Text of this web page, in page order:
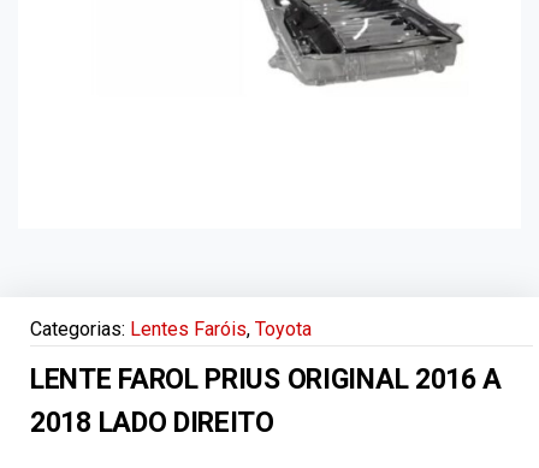
Categorias: Lentes Faróis, Toyota
LENTE FAROL PRIUS ORIGINAL 2016 A
2018 LADO DIREITO